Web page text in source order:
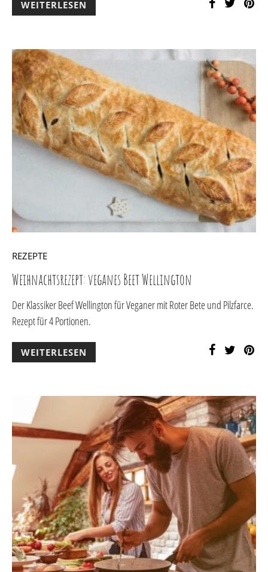
WEITERLESEN
REZEPTE
Weihnachtsrezept: veganes Beet Wellington
Der Klassiker Beef Wellington für Veganer mit Roter Bete und Pilzfarce.
Rezept für 4 Portionen.
WEITERLESEN